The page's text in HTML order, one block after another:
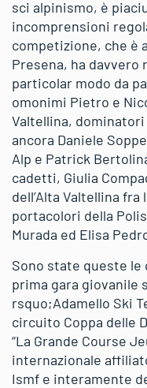
sci alpinismo, è
incomprensioni
competizione, che è
Presena, ha
particolar modo da
omonimi Pietro e
Valtellina,
ancora Daniele
Alp e Patrick
cadetti, Giulia
dell’Alta Valtellina
portacolori della
Murada ed Elisa
Sono state queste
prima gara giovanile
rsquo;Adamello Ski
circuito Coppa delle
“La Grande Course
internazionale
Ismf e interamente